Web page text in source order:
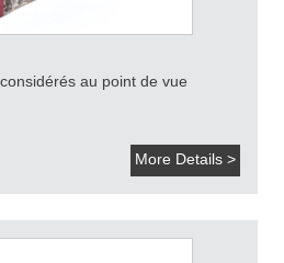
au point de vue
More Details >